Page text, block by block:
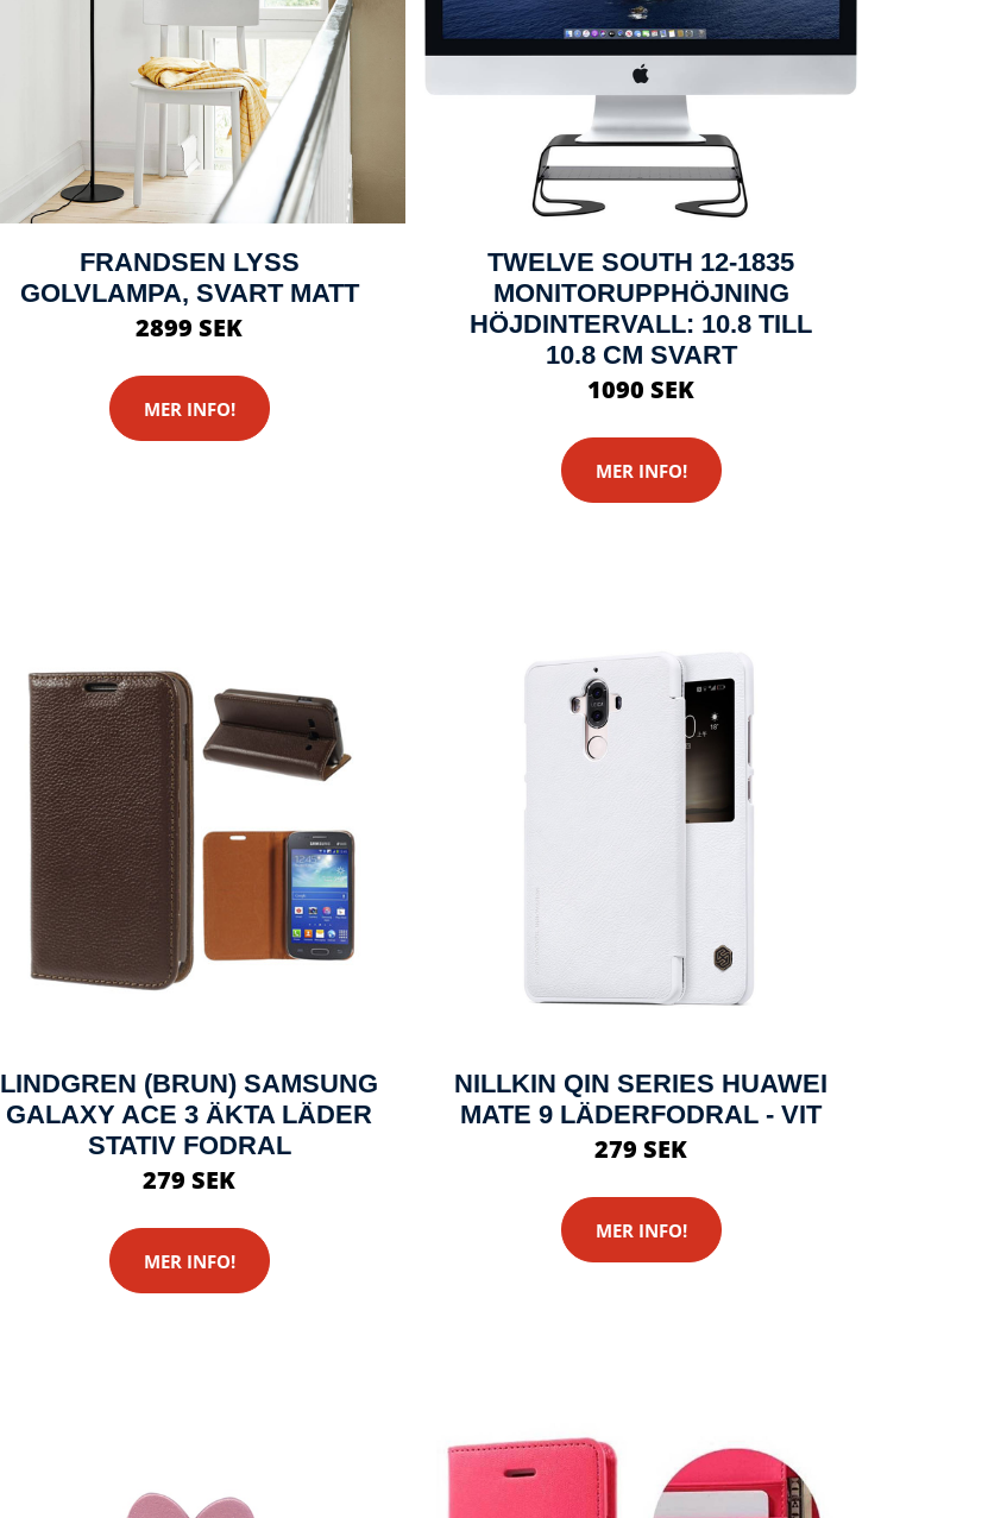
FRANDSEN LYSS
GOLVLAMPA, SVART MATT
2899 SEK
MER INFO!
TWELVE SOUTH 12-1835
MONITORUPPHÖJNING
HÖJDINTERVALL: 10.8 TILL
10.8 CM SVART
1090 SEK
MER INFO!
LINDGREN (BRUN) SAMSUNG
GALAXY ACE 3 ÄKTA LÄDER
STATIV FODRAL
279 SEK
MER INFO!
NILLKIN QIN SERIES HUAWEI
MATE 9 LÄDERFODRAL - VIT
279 SEK
MER INFO!